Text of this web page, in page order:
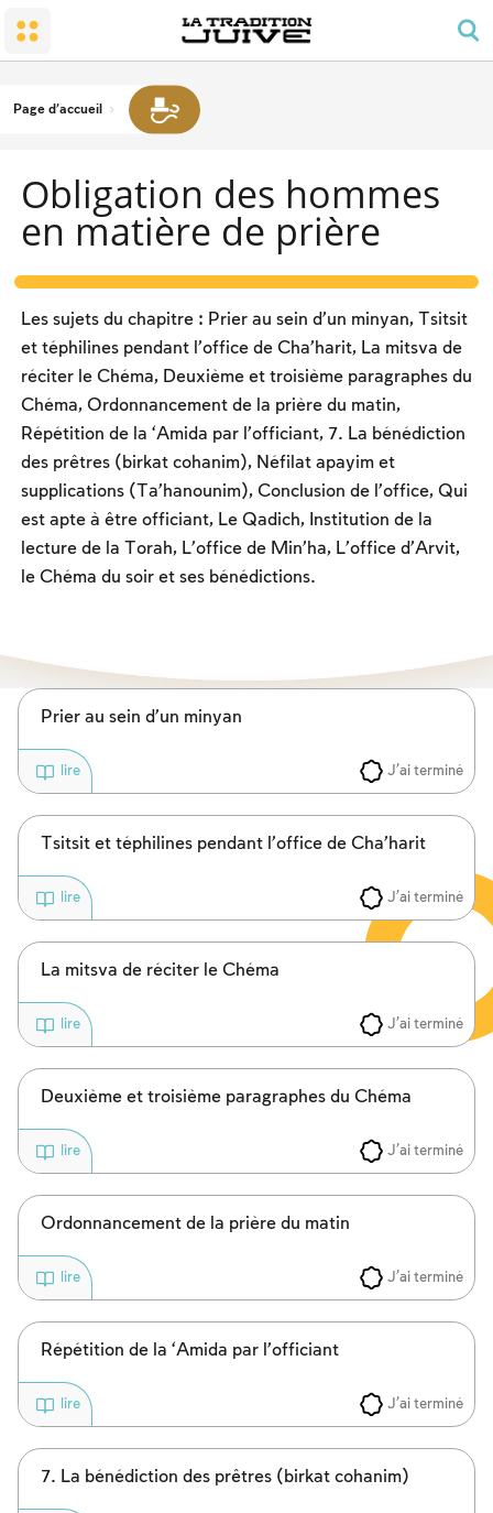
L’honneur dû aux parents
Joies familiales
Deuil
La conversion
Prière et ordonnancement de la journée
Obligation des hommes en matière de prière
Les bénédictions
Deux types de lois, ‘hoq et michpat
Chabbat, fêtes et solennités
Chabbat – les travaux interdits
Les fêtes du calendrier
Pessa’h
Le compte de l’omer et les jours de commémoration
nationale
La fête de Chavou’ot
Roch hachana
Yom Kipour
La fête de Soukot
Les jeûnes liés à la destruction du Temple
Hanouca
Pourim
Page d'accueil
Obligation des hommes
en matière de prière
Les sujets du chapitre : Prier au sein d’un minyan, Tsitsit
et téphilines pendant l’office de Cha’harit, La mitsva de
réciter le Chéma, Deuxième et troisième paragraphes du
Chéma, Ordonnancement de la prière du matin,
Répétition de la ‘Amida par l’officiant, 7. La bénédiction
des prêtres (birkat cohanim), Néfilat apayim et
supplications (Ta’hanounim), Conclusion de l’office, Qui
est apte à être officiant, Le Qadich, Institution de la
lecture de la Torah, L’office de Min’ha, L’office d’Arvit,
le Chéma du soir et ses bénédictions.
Prier au sein d’un minyan
J'ai terminé
lire
Tsitsit et téphilines pendant l’office de Cha’harit
J'ai terminé
lire
La mitsva de réciter le Chéma
J'ai terminé
lire
Deuxième et troisième paragraphes du Chéma
J'ai terminé
lire
Ordonnancement de la prière du matin
J'ai terminé
lire
Répétition de la ‘Amida par l’officiant
J'ai terminé
lire
7. La bénédiction des prêtres (birkat cohanim)
Inscription requise